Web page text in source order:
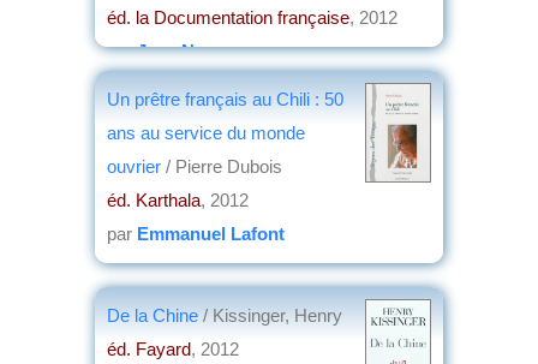
éd. la Documentation française, 2012
parJean Nemo
Un prêtre français au Chili : 50
ans au service du monde
ouvrier / Pierre Dubois
éd. Karthala, 2012
par Emmanuel Lafont
De la Chine / Kissinger, Henry
éd. Fayard, 2012